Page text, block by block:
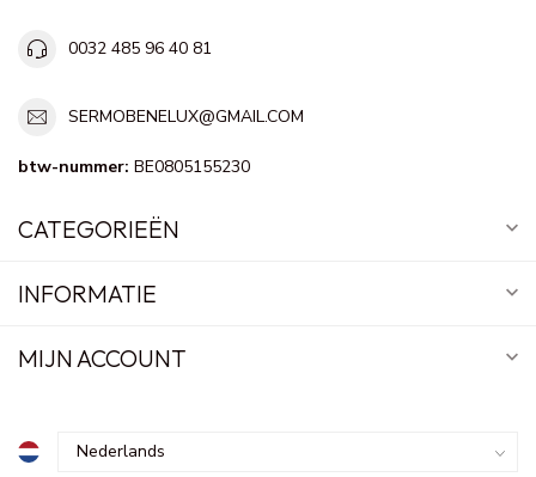
0032 485 96 40 81
SERMOBENELUX@GMAIL.COM
btw-nummer: BE0805155230
CATEGORIEËN
INFORMATIE
MIJN ACCOUNT